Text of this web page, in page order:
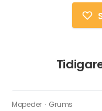
Mopeder · Grums